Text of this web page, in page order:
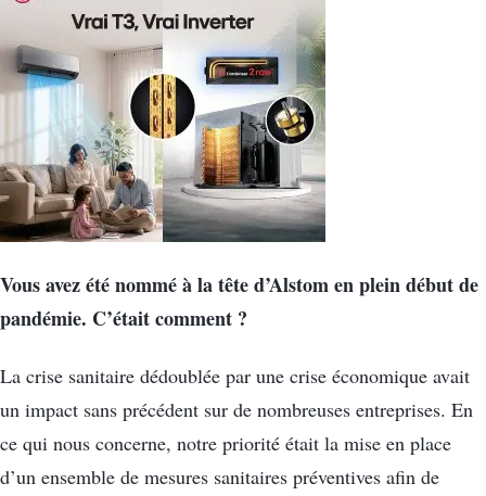
Vous avez été nommé à la tête d’Alstom en plein début de
pandémie. C’était comment ?
La crise sanitaire dédoublée par une crise économique avait
un impact sans précédent sur de nombreuses entreprises. En
ce qui nous concerne, notre priorité était la mise en place
d’un ensemble de mesures sanitaires préventives afin de